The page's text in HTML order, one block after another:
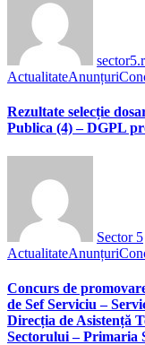
ActualitateAnunțuri
Rezultate selecție
Publica (4) – DGPL
Sector 5
ActualitateAnunțuri
Concurs de
de Sef Serviciu –
Direcția de Asistență
Sectorului – Primaria